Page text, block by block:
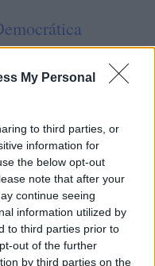
My Personal
to third parties, or
information for
the below opt-out
note that after your
continue seeing
information utilized by
to third parties prior to
out of the further
by third parties on the
del